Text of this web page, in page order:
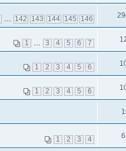
… 142 143 144 145 146
1 … 3 4 5 6 7
1 2 3 4 5 6
1 2 3 4 5 6
1 2 3 4